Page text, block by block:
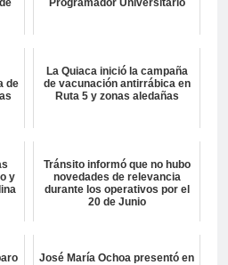
de
La Quiaca inició la campaña
de vacunación antirrábica en
Ruta 5 y zonas aledañas
y
Tránsito informó que no hubo
novedades de relevancia
durante los operativos por el
20 de Junio
José María Ochoa presentó en